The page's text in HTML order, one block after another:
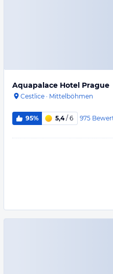
Aquapalace Hotel Prague
Cestlice · Mittelböhmen
95% 5,4/ 6 975